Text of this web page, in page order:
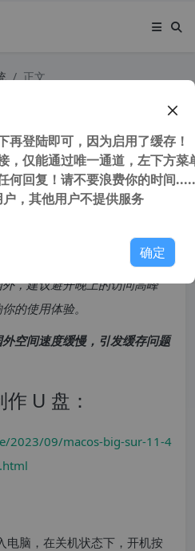
正文
Sur 11.4 原版
，建议避开晚上的访问高峰
的使用体验。
空间速度缓慢，引发缓存问题
U 盘：
2023/09/macos-big-sur-11-4
电脑，在关机状态下，开机按
再登陆即可，因为启用了缓存！
，仅能通过唯一通道，左下方菜
何回复！请不要浪费你的时间
，其他用户不提供服务
确定